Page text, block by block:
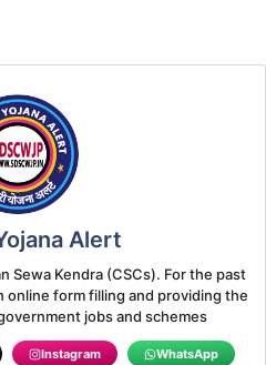
Alert
Sewa Kendra (CSCs). For the past
online form filling and providing the
jobs and schemes
Instagram WhatsApp